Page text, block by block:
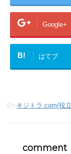
Google+
B! はてブ
-キジトラ.com(役
comment